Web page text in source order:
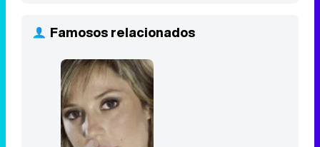
Famosos relacionados